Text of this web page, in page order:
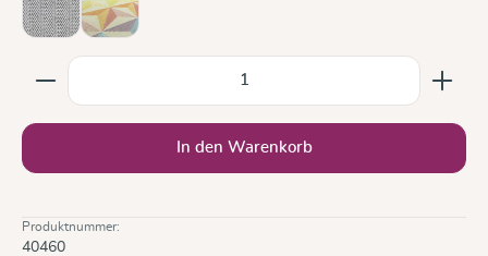
Silber Zephyr
Produkt Anzahl: Gib den gewünschten Wert ein
In den Warenkorb
Produktnummer:
40460